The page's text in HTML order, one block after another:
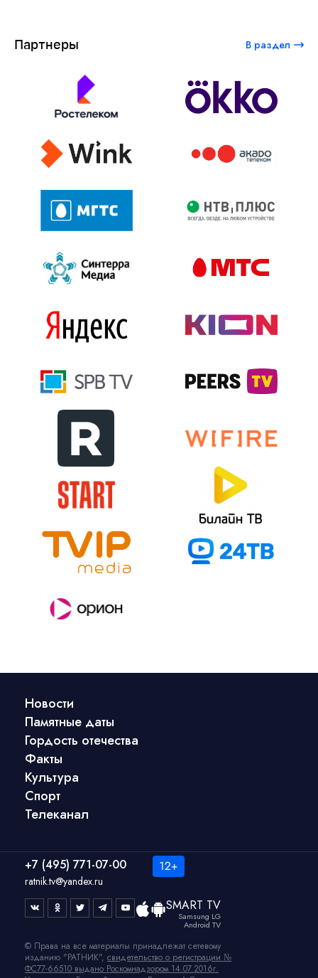
Партнеры В раздел
Новости
Памятные даты
Гордость отечества
Факты
Культура
Спорт
Телеканал
+7 (495) 771-07-00
ratnik.tv@yandex.ru
SMART TV
Samsung LG
Android TV
© Права на все материалы принадлежат сетевому
изданию "РАТНИК", свидетельство о регистрации №
ФС77-66510 выдано Роскомнадзором 14.07.2016г.